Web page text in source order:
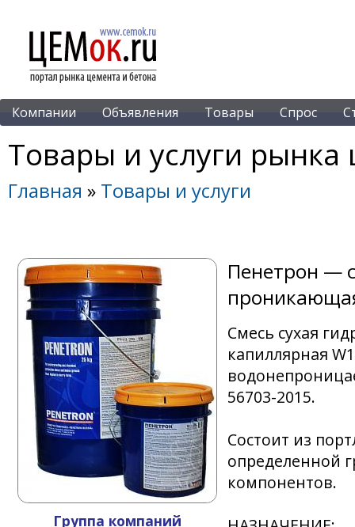
Компании Объявления Товары Спрос
Товары и услуги рынка
Главная » Товары и услуги
Группа компаний
Пенетрон —
Смесь сухая
капиллярная
56703-2015.
Состоит из
определенной
компонентов.